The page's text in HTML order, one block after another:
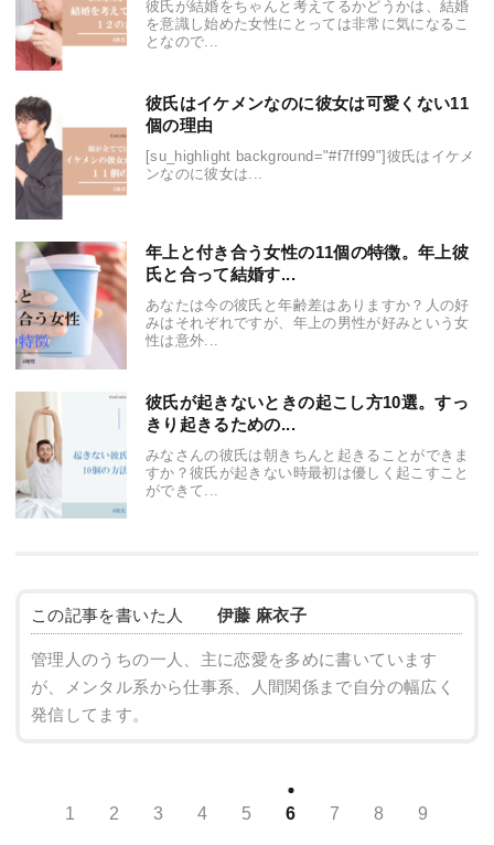
彼氏が結婚をちゃんと考えてるかどうかは、結婚
を意識し始めた女性にとっては非常に気になるこ
となので...
彼氏はイケメンなのに彼女は可愛くない11
個の理由
[su_highlight background="#f7ff99"]彼氏はイケメ
ンなのに彼女は...
年上と付き合う女性の11個の特徴。年上彼
氏と合って結婚す...
あなたは今の彼氏と年齢差はありますか？人の好
みはそれぞれですが、年上の男性が好みという女
性は意外...
彼氏が起きないときの起こし方10選。すっ
きり起きるための...
みなさんの彼氏は朝きちんと起きることができま
すか？彼氏が起きない時最初は優しく起こすこと
ができて...
この記事を書いた人 伊藤 麻衣子
管理人のうちの一人、主に恋愛を多めに書いています
が、メンタル系から仕事系、人間関係まで自分の幅広く
発信してます。
1 2 3 4 5 6 7 8 9